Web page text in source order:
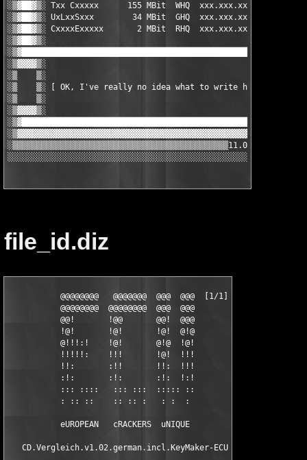
░▒▓██▓▒░ Txx Cxxxxx      155 MBit  WHQ  xxx.xxx.xxx.xxx ░▒
░▒▓██▓▒░ UxLxxSxxx        34 MBit  GHQ  xxx.xxx.xxx.xxx ░▒
░▒▓██▓▒░ CxxxxExxxxx       2 MBit  RHQ  xxx.xxx.xxx.xxx ░▒
░▒▓██▓▒░
░▒▓▓▓▓▒░
░▒    ▒░
░▒    ▒░ [ OK, I've really no idea what to write here ]
░▒    ▒░
░▒▓▓▓▓▒░
░▒▒▒▒▒▒▒▒▒▒▒▒▒▒▒▒▒▒▒▒▒▒▒▒▒▒▒▒▒▒▒▒▒▒▒▒▒▒▒▒▒▒▒▒▒11.01.00
file_id.diz
           @@@@@@@@   @@@@@@@  @@@  @@@  [1/1]
           @@@@@@@@  @@@@@@@@  @@@  @@@
           @@!       !@@       @@!  @@@
           !@!       !@!       !@!  @!@
           @!!!:!    !@!       @!@  !@!
           !!!!!:    !!!       !@!  !!!
           !!:       :!!       !!:  !!!
           :!:       :!:       :!:  !:!
           ::: ::::   ::: :::  ::::: ::
           : :: ::    :: :: :   : :  :
           eUROPEAN   cRACKERS  uNIQUE
   CD.Vergleich.v1.02.german.incl.KeyMaker-ECU